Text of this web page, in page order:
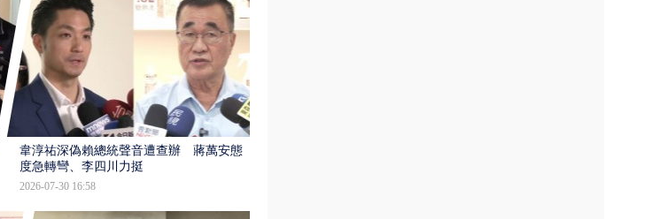
韋淳祐深偽賴總統聲音遭查辦 蔣萬安態
度急轉彎、李四川力挺
2026-07-30 16:58